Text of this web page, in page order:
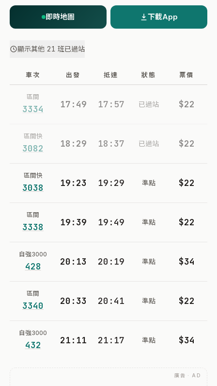
即時地圖 下載App
顯示其他 21 班已過站
車次 出發 抵達 狀態 票價
區間
3334 17:49 17:57 已過站 $22
區間快
3082 18:29 18:37 已過站 $22
區間快
3038 19:23 19:29 準點 $22
區間
3338 19:39 19:49 準點 $22
自強3000
428 20:13 20:19 準點 $34
區間
3340 20:33 20:41 準點 $22
自強3000
432 21:11 21:17 準點 $34
廣告 · AD